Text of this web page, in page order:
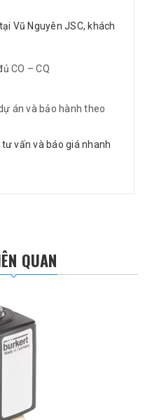
Vũ Nguyên JSC, khách
CO – CQ
án và bảo hành theo
vấn và báo giá nhanh
QUAN